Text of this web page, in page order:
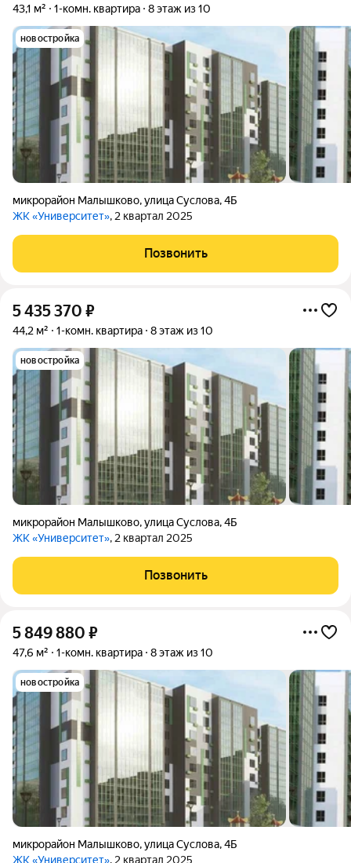
43,1 м² 1-комн. квартира 8 этаж из 10
новостройка
микрорайон Малышково,улица Суслова,4Б
ЖК «Университет», 2 квартал 2025
Позвонить
5 435 370 ₽
44,2 м² 1-комн. квартира 8 этаж из 10
новостройка
микрорайон Малышково,улица Суслова,4Б
ЖК «Университет», 2 квартал 2025
Позвонить
5 849 880 ₽
47,6 м² 1-комн. квартира 8 этаж из 10
новостройка
микрорайон Малышково,улица Суслова,4Б
ЖК «Университет», 2 квартал 2025